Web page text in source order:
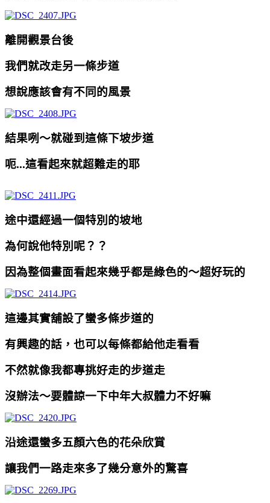
離開觀景台後
我們就改走另一條步道
想說應該會有不同的風景
結果咧～就碰到這條下坡步道
呃...這看起來就超難走的耶
途中還經過一個特別的坡地
為何說他特別呢？？
因為整個畫面看起來幾乎都是綠色的～超好玩的
這邊其實舖設了蠻多條步道的
有興趣的話，也可以每條都給他走看看
不然就像我都專挑好走的步道走
沒辦法～要體諒一下中年大叔體力不好嘛
沿途還蠻多五顏六色的花朵欣賞
讓我們一路走來多了幾分意外的驚喜